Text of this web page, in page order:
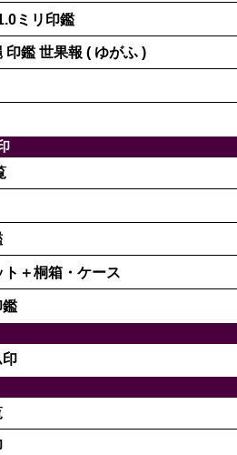
ミリ印鑑
鑑 世果報 ( ゆがふ )
＋桐箱・ケース
印